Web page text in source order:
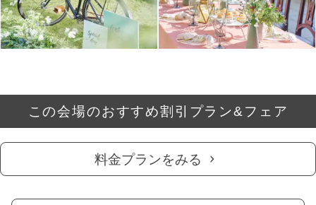
この会場のおすすめ割引プラン&フェア
料金プランをみる